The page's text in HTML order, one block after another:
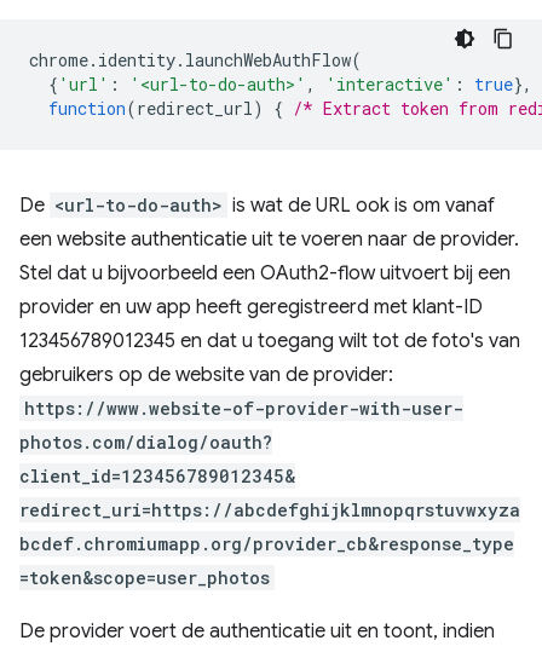
chrome. identity. launchWebAuthFlow(
{ 'url' : '<url-to-do-auth>' , 'interactive' : true},
function(redirect_url) { /* Extract token from
De <url-to-do-auth> is wat de URL ook is om vanaf
een website authenticatie uit te voeren naar de provider.
Stel dat u bijvoorbeeld een OAuth2-flow uitvoert bij een
provider en uw app heeft geregistreerd met klant-ID
123456789012345 en dat u toegang wilt tot de foto's van
gebruikers op de website van de provider:
https://www.website-of-provider-with-user-
photos.com/dialog/oauth?
client_id=123456789012345&
redirect_uri=https://abcdefghijklmnopqrstuvwxyza
bcdef.chromiumapp.org/provider_cb&response_type
=token&scope=user_photos
De provider voert de authenticatie uit en toont, indien